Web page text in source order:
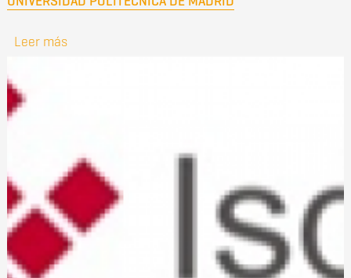
Leer mássobre Premio CAJA DE INGENIEROS a la Mejor